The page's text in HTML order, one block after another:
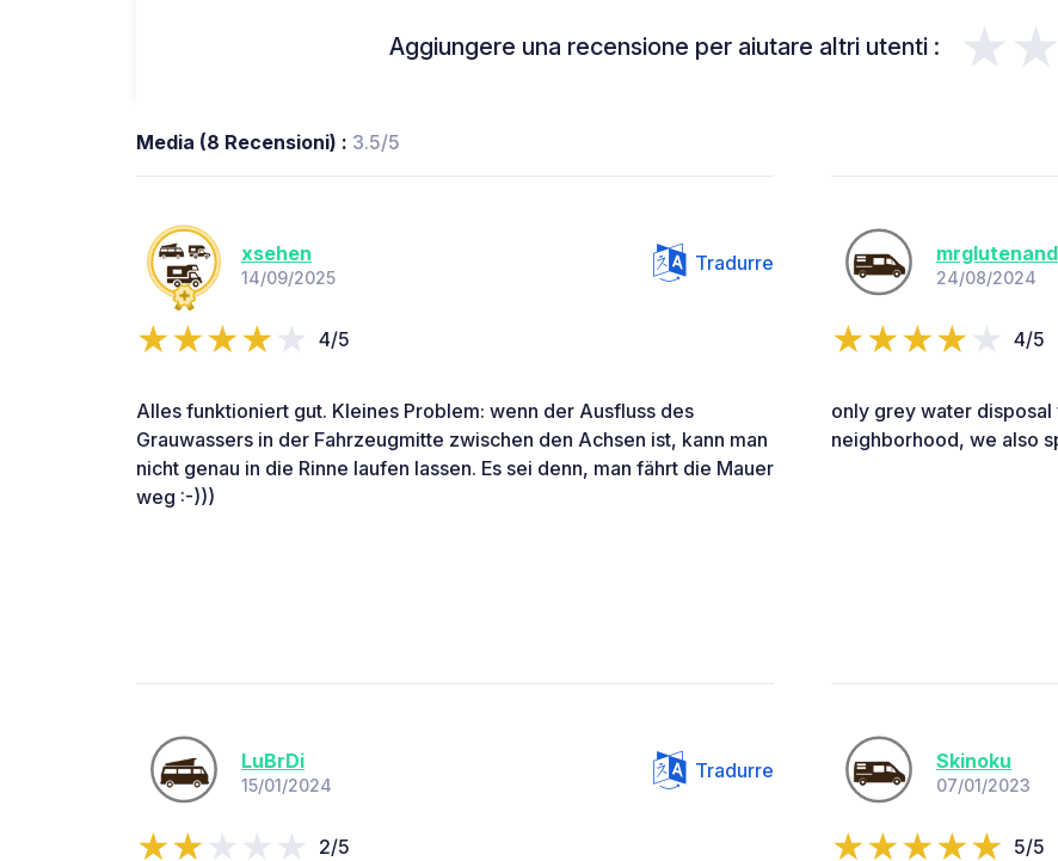
Aggiungere una recensione per aiutare altri utenti :
Media (8 Recensioni) : 3.5/5
xsehen
14/09/2025
Tradurre
4/5
Alles funktioniert gut. Kleines Problem: wenn der Ausfluss des
Grauwassers in der Fahrzeugmitte zwischen den Achsen ist, kann man
nicht genau in die Rinne laufen lassen. Es sei denn, man fährt die Mauer
weg :-)))
24/08/2024
4/5
only grey water
neighborhood, we also
LuBrDi
15/01/2024
Tradurre
2/5
Skinoku
07/01/2023
5/5